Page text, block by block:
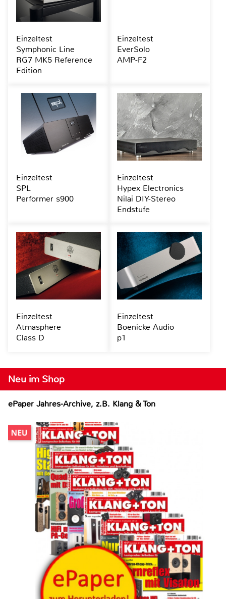
Neu im Shop
ePaper Jahres-Archive, z.B. Klang & Ton
Einzeltest
Symphonic Line
RG7 MK5 Reference
Edition
Einzeltest
EverSolo
AMP-F2
Einzeltest
SPL
Performer s900
Einzeltest
Hypex Electronics
Nilai DIY-Stereo
Endstufe
Einzeltest
Atmasphere
Class D
Einzeltest
Boenicke Audio
p1